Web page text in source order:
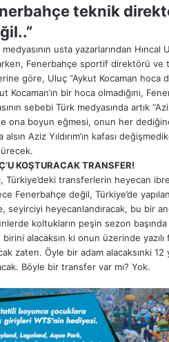
teknik
usta yazarlarından Hıncal
Fenerbahçe sportif direktörü ve
göre, Uluç “Aykut Kocaman
Kocaman’ın bir hoca olmadığını,
sebebi Türk medyasında artık
ona boyun eğmesi, onun her
alsın Aziz Yıldırım’ın kafası
KOŞTURACAK TRANSFER!
Türkiye’deki transferlerin heyecan
Fenerbahçe değil, Türkiye’de
seyirciyi heyecanlandıracak, bu bir
koltukların peşin sezon başında
birini alacaksın ki onun üzerinde
zaten. Öyle bir adam alacaksınki
Böyle bir transfer var mı? Yok.